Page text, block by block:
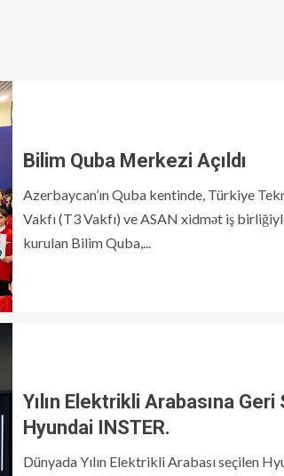
Bilim Quba Merkezi Açıldı
Azerbaycan’ın Quba kentinde, Türkiye
Vakfı (T3 Vakfı) ve ASAN xidmət iş
kurulan Bilim Quba,...
Yılın Elektrikli Arabasına Geri
Hyundai INSTER.
Dünyada Yılın Elektrikli Arabası seçilen